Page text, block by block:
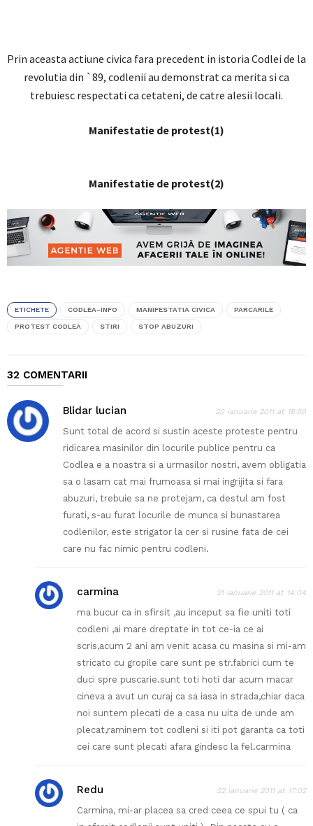
Prin aceasta actiune civica fara precedent in istoria Codlei de la
revolutia din `89, codlenii au demonstrat ca merita si ca
trebuiesc respectati ca cetateni, de catre alesii locali.
Manifestatie de protest(1)
Manifestatie de protest(2)
ETICHETE CODLEA-INFO MANIFESTATIA CIVICA PARCARILE
PROTEST CODLEA STIRI STOP ABUZURI
32 COMENTARII
Blidar lucian 20 ianuarie 2011 at 18:50
Sunt total de acord si sustin aceste proteste pentru
ridicarea masinilor din locurile publice pentru ca
Codlea e a noastra si a urmasilor nostri, avem obligatia
sa o lasam cat mai frumoasa si mai ingrijita si fara
abuzuri, trebuie sa ne protejam, ca destul am fost
furati, s-au furat locurile de munca si bunastarea
codlenilor, este strigator la cer si rusine fata de cei
care nu fac nimic pentru codleni.
carmina 21 ianuarie 2011 at 14:04
ma bucur ca in sfirsit ,au inceput sa fie uniti toti
codleni ,ai mare dreptate in tot ce-ia ce ai
scris,acum 2 ani am venit acasa cu masina si mi-am
stricato cu gropile care sunt pe str.fabrici cum te
duci spre puscarie.sunt toti hoti dar acum macar
cineva a avut un curaj ca sa iasa in strada,chiar daca
noi suntem plecati de a casa nu uita de unde am
plecat,raminem tot codleni si iti pot garanta ca toti
cei care sunt plecati afara gindesc la fel.carmina
Redu 22 ianuarie 2011 at 17:02
Carmina, mi-ar placea sa cred ceea ce spui tu ( ca